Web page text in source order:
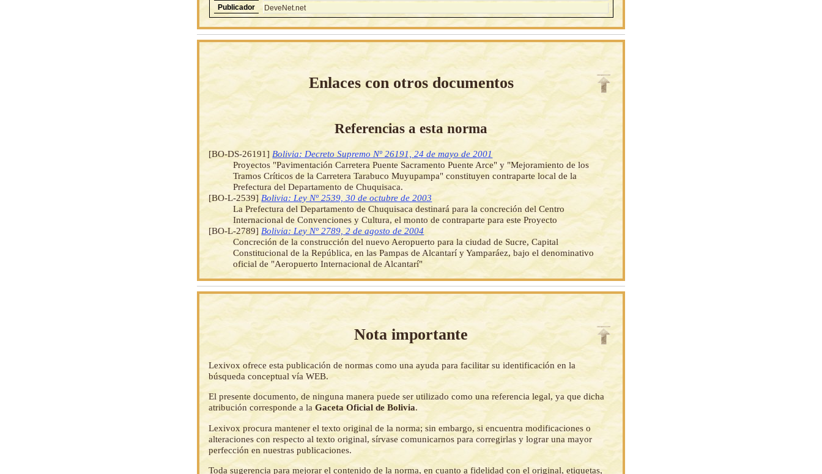
Publicador
DeveNet.net
Enlaces con otros documentos
Referencias a esta norma
[BO-DS-26191] Bolivia: Decreto Supremo Nº 26191, 24 de mayo de 2001
Proyectos "Pavimentación Carretera Puente Sacramento Puente Arce" y "Mejoramiento de los
Tramos Críticos de la Carretera Tarabuco Muyupampa" constituyen contraparte local de la
Prefectura del Departamento de Chuquisaca.
[BO-L-2539] Bolivia: Ley Nº 2539, 30 de octubre de 2003
La Prefectura del Departamento de Chuquisaca destinará para la concreción del Centro
Internacional de Convenciones y Cultura, el monto de contraparte para este Proyecto
[BO-L-2789] Bolivia: Ley Nº 2789, 2 de agosto de 2004
Concreción de la construcción del nuevo Aeropuerto para la ciudad de Sucre, Capital
Constitucional de la República, en las Pampas de Alcantarí y Yamparáez, bajo el denominativo
oficial de "Aeropuerto Internacional de Alcantarí"
Nota importante
Lexivox ofrece esta publicación de normas como una ayuda para facilitar su identificación en la
búsqueda conceptual vía WEB.
El presente documento, de ninguna manera puede ser utilizado como una referencia legal, ya que dicha
atribución corresponde a laGaceta Oficial de Bolivia.
Lexivox procura mantener el texto original de la norma; sin embargo, si encuentra modificaciones o
alteraciones con respecto al texto original, sírvase comunicarnos para corregirlas y lograr una mayor
perfección en nuestras publicaciones.
Toda sugerencia para mejorar el contenido de la norma, en cuanto a fidelidad con el original, etiquetas,